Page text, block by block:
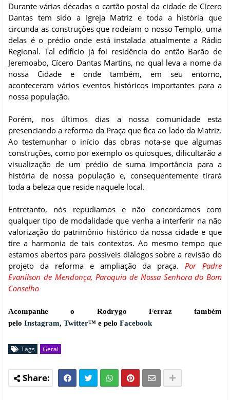
Durante várias décadas o cartão postal da cidade de Cícero
Dantas tem sido a Igreja Matriz e toda a história que
circunda as construções que rodeiam o nosso Templo, uma
delas é o prédio onde está instalada atualmente a Rádio
Regional. Tal edifício já foi residência do então Barão de
Jeremoabo, Cícero Dantas Martins, no qual leva a nome da
nossa Cidade e onde também, em seu entorno,
aconteceram vários eventos históricos importantes para a
nossa população.
Porém, nos últimos dias a nossa comunidade esta
presenciando a reforma da Praça que fica ao lado da Matriz.
Ao testemunhar o início das obras nota-se que algumas
construções, como por exemplo os quiosques, dificultarão a
visualização de um prédio de suma importância para a
história de nossa população e, consequentemente tirará
toda a beleza que reside naquele local.
Entretanto, nós repudiamos e não concordamos com
qualquer tipo de modalidade que venha a interferir na não
valorização do patrimônio histórico da nossa cidade e que
tire a harmonia de tais contextos. Ao mesmo tempo que
estamos abertos para possíveis diálogos sobre a revisão do
projeto da reforma e ampliação da praça. Por Padre
Evanilson de Mendonça, Paroquia de Nossa Senhora do Bom
Conselho
Acompanhe o Rodrygo Ferraz também
pelo Instagram, Twitter™ e pelo Facebook
Tags Geral